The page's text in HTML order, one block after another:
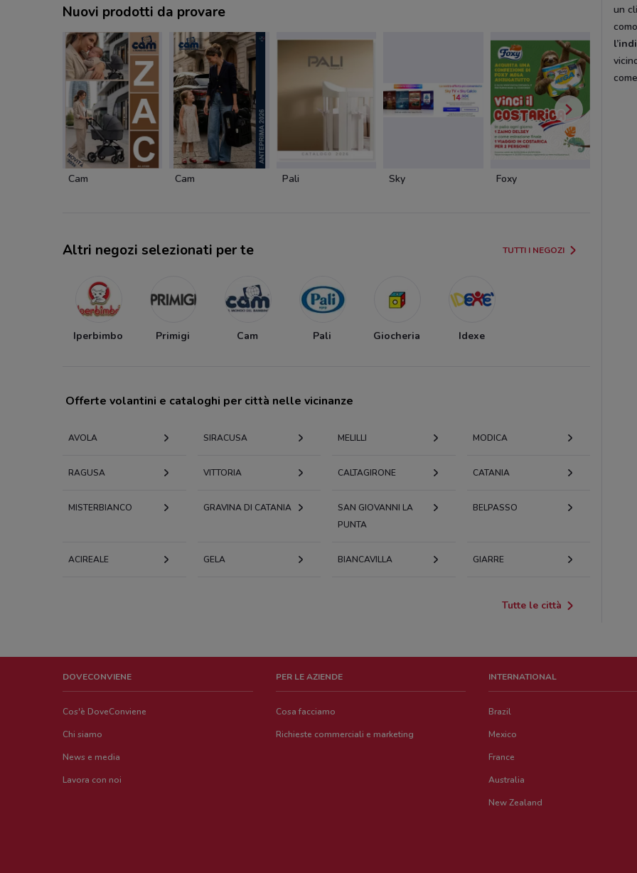
Nuovi prodotti da provare
Cam Cam Pali Sky Foxy
Altri negozi selezionati per te TUTTI I NEGOZI
Iperbimbo Primigi Cam Pali Giocheria Idexe
Offerte volantini e cataloghi per città nelle vicinanze
AVOLA SIRACUSA MELILLI MODICA
RAGUSA VITTORIA CALTAGIRONE CATANIA
MISTERBIANCO GRAVINA DI CATANIA
SAN GIOVANNI LA
PUNTA
BELPASSO
ACIREALE GELA BIANCAVILLA GIARRE
Tutte le città
un
DOVECONVIENE
Cos'è DoveConviene
Chi siamo
News e media
Lavora con noi
PER LE AZIENDE
Cosa facciamo
Richieste commerciali e marketing
INTERNATIONAL
Brazil
Mexico
France
Australia
New Zealand